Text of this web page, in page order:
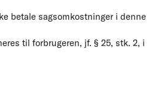
betale sagsomkostninger i denne
til forbrugeren, jf. § 25, stk. 2, i